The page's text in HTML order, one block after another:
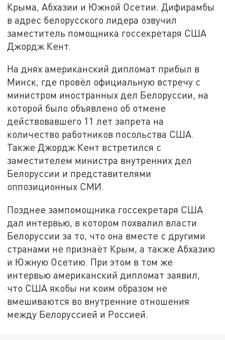
Крыма, Абхазии и Южной Осетии. Дифирамбы
в адрес белорусского лидера озвучил
заместитель помощника госсекретаря США
Джордж Кент.
На днях американский дипломат прибыл в
Минск, где провёл официальную встречу с
министром иностранных дел Белоруссии, на
которой было объявлено об отмене
действовавшего 11 лет запрета на
количество работников посольства США.
Также Джордж Кент встретился с
заместителем министра внутренних дел
Белоруссии и представителями
оппозиционных СМИ.
Позднее зампомощника госсекретаря США
дал интервью, в котором похвалил власти
Белоруссии за то, что она вместе с другими
странами не признаёт Крым, а также Абхазию
и Южную Осетию. При этом в том же
интервью американский дипломат заявил,
что США якобы ни коим образом не
вмешиваются во внутренние отношения
между Белоруссией и Россией.